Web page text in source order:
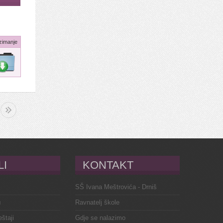
KONTAKT
SŠ Ivana Meštrovića - Drniš
Ravnatelj škole
Gdje se nalazimo